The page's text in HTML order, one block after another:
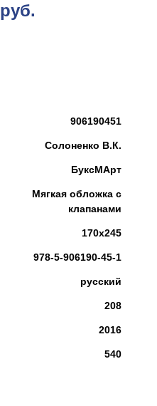
руб.
906190451
Солоненко В.К.
БуксМАрт
Мягкая обложка с
клапанами
170х245
978-5-906190-45-1
русский
208
2016
540